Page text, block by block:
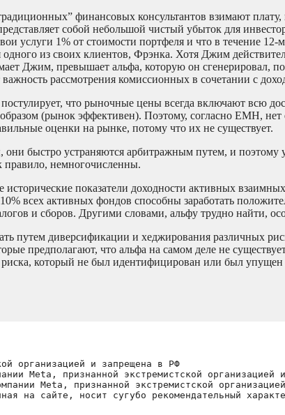
финансовых консультантов взимают плату,
собой небольшой чистый убыток для
услуги 1% от стоимости портфеля и что в течение
из своих клиентов, Фрэнка. Хотя Джим
Джим, превышает альфа, которую он сгенерировал,
рассмотрения комиссионных в сочетании с
что рыночные цены всегда включают всю
(рынок эффективен). Поэтому, согласно EMH, нет
оценки на рынке, потому что их не существует.
быстро устраняются арбитражным путем, и
правило, немногочисленны.
показатели доходности активных
всех активных фондов способны заработать
и сборов. Другими словами, альфу трудно найти,
путем диверсификации и хеджирования различных
предполагают, что альфа на самом деле не
который не был идентифицирован или был упущен
организацией и запрещена в РФ
Meta, признанной экстремистской организацией
Meta, признанной экстремистской
на сайте, носит сугубо рекомендательный